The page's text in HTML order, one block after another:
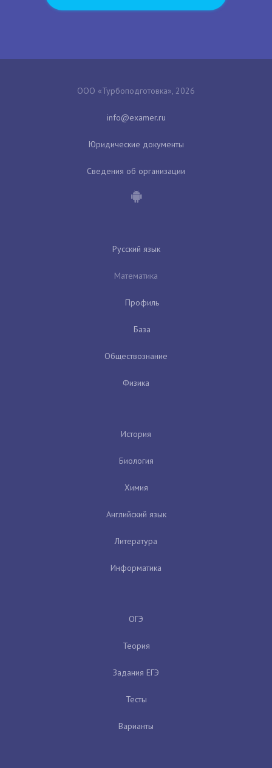
ООО «Турбоподготовка», 2026
Юридические документы
Сведения об организации
Русский язык
Математика
Профиль
База
Обществознание
Физика
История
Биология
Химия
Английский язык
Литература
Информатика
ОГЭ
Теория
Задания ЕГЭ
Тесты
Варианты